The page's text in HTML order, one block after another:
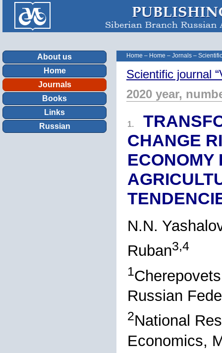
About us
Home
Journals
Books
Links
Russian
Home – Home – Jornals –
Scientific journal
2020 year,
1.
CHANGE
ECONOMY
N.N.
Ruban3,4
1
Russian
2National
Economics,